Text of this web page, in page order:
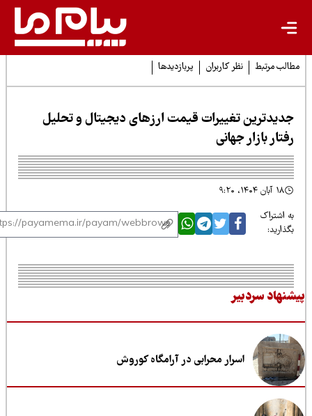
مرتبط نظر کاربران پربازدیدها
تغییرات قیمت ارزهای دیجیتال و تحلیل
بازار جهانی
اشتراک
سردبیر
اسرار محرابی در آرامگاه کوروش